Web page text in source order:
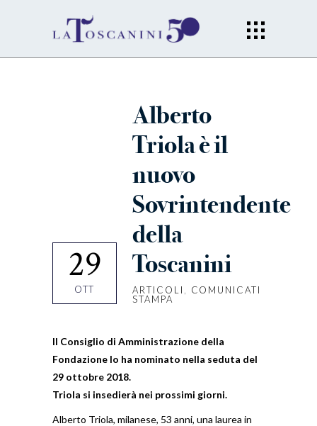
29
OTT
Alberto
Triola è il
nuovo
Sovrintendente
della
Toscanini
ARTICOLI
COMUNICATI
STAMPA
Il Consiglio di Amministrazione della
Fondazione lo ha nominato nella seduta del
29 ottobre 2018.
Triola si insedierà nei prossimi giorni.
Alberto Triola, milanese, 53 anni, una laurea in